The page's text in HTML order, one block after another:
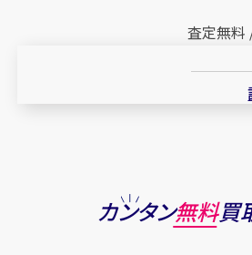
査定無料
カンタン無料買